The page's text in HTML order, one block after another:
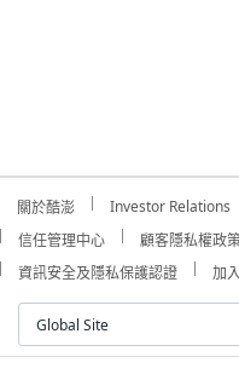
關於酷澎 Investor Relations
信任管理中心
顧客隱私權政
資訊安全及隱私保護認證
加
Global Site